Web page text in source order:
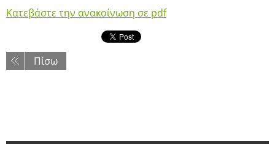
Κατεβάστε την ανακοίνωση σε pdf
Πίσω